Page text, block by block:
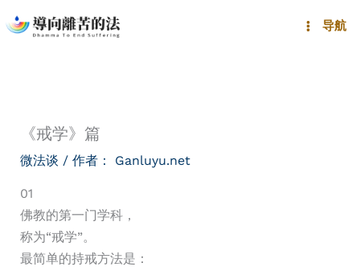
至
导航
《戒学》篇
微法谈 / 作者： Ganluyu.net
01
佛教的第一门学科，
称为“戒学”。
最简单的持戒方法是：